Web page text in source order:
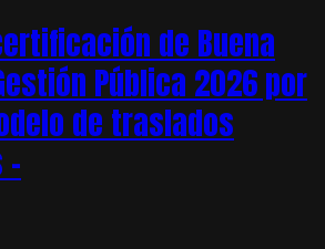
de Buena
Pública 2026 por
de traslados